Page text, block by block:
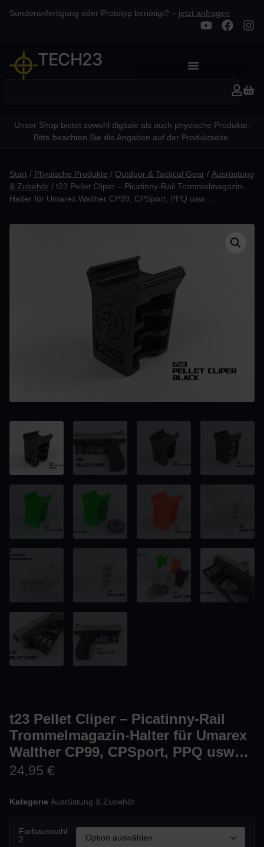
Sonderanfertigung oder Prototyp benötigt? – jetzt anfragen
TECH23
Unser Shop bietet sowohl digitale als auch physische Produkte.
Bitte beachten Sie die Angaben auf der Produktseite.
Start / Physische Produkte / Outdoor & Tactical Gear / Ausrüstung
& Zubehör / t23 Pellet Cliper – Picatinny-Rail Trommelmagazin-
Halter für Umarex Walther CP99, CPSport, PPQ usw…
t23 Pellet Cliper – Picatinny-Rail
Trommelmagazin-Halter für Umarex
Walther CP99, CPSport, PPQ usw…
24,95 €
Kategorie Ausrüstung & Zubehör
Farbauswahl
2